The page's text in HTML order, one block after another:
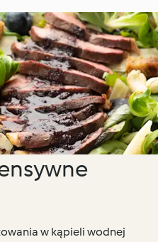
Bao)
w kąpieli wodnej